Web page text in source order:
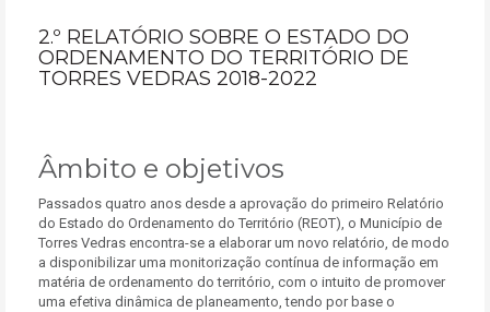
2.º RELATÓRIO SOBRE O ESTADO DO
ORDENAMENTO DO TERRITÓRIO DE
TORRES VEDRAS 2018-2022
Âmbito e objetivos
Passados quatro anos desde a aprovação do primeiro Relatório
do Estado do Ordenamento do Território (REOT), o Município de
Torres Vedras encontra-se a elaborar um novo relatório, de modo
a disponibilizar uma monitorização contínua de informação em
matéria de ordenamento do território, com o intuito de promover
uma efetiva dinâmica de planeamento, tendo por base o